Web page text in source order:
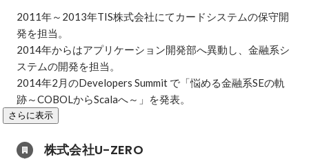
2011年～2013年TIS株式会社にてカードシステムの保守開
発を担当。
2014年からはアプリケーション開発部へ異動し、金融系シ
ステムの開発を担当。
2014年2月のDevelopers Summit で「悩める金融系SEの軌
跡～COBOLからScalaへ～」を発表。
さらに表示
株式会社U-ZERO